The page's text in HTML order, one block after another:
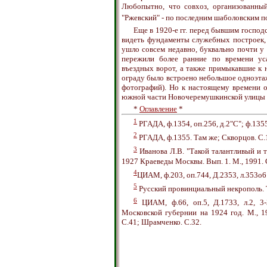
Любопытно, что совхоз,
"Ржевский" - по последним шаболовским
Еще в 1920-е гг. перед бывшим
видеть фундаменты служебных
ушло совсем недавно, буквально почти
пережили более ранние по времени
въездных ворот, а также примыкавшие
ограду было встроено небольшое
фотографий). Но к настоящему времени
южной части Новочеремушкинской улицы
* Оглавление *
1 РГАДА, ф.1354, оп.256, д.2"С";
2 РГАДА, ф.1355. Там же; Скворцов.
3 Иванова Л.В. "Такой талантливый и
1927 Краеведы Москвы. Вып. 1. М., 1991.
4ЦИАМ, ф.203, оп.744, Д.2353,
5 Русский провинциальный
6
ЦИАМ, ф.66, оп.5, Д.1733, л.2, 3-
Московской губернии на 1924 год. М.,
С.41; Шрамченко. С.32.